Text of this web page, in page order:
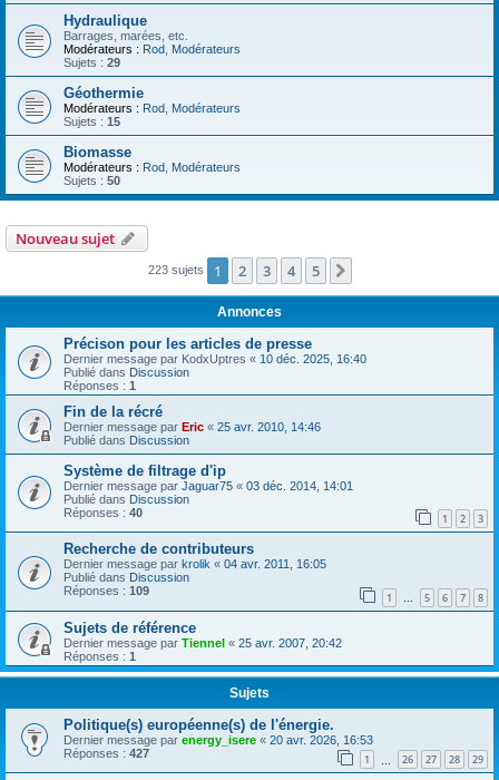
Hydraulique
Barrages, marées, etc.
Modérateurs : Rod Modérateurs
Sujets : 29
Géothermie
Modérateurs : Rod Modérateurs
Sujets : 15
Biomasse
Modérateurs : Rod Modérateurs
Sujets : 50
Nouveau sujet
223 sujets 1 2 3 4 5
Annonces
Précison pour les articles de presse
Dernier message par KodxUptres « 10 déc. 2025, 16:40
Publié dans Discussion
Réponses : 1
Fin de la récré
Dernier message par Eric « 25 avr. 2010, 14:46
Publié dans Discussion
Système de filtrage d'ip
Dernier message par Jaguar75 « 03 déc. 2014, 14:01
Publié dans Discussion
Réponses : 40 1 2 3
Recherche de contributeurs
Dernier message par krolik « 04 avr. 2011, 16:05
Publié dans Discussion
Réponses : 109 1 … 5 6 7 8
Sujets de référence
Dernier message par Tiennel « 25 avr. 2007, 20:42
Réponses : 1
Sujets
Politique(s) européenne(s) de l'énergie.
Dernier message par energy_isere « 20 avr. 2026, 16:53
Réponses : 427 1 26 27 28 29